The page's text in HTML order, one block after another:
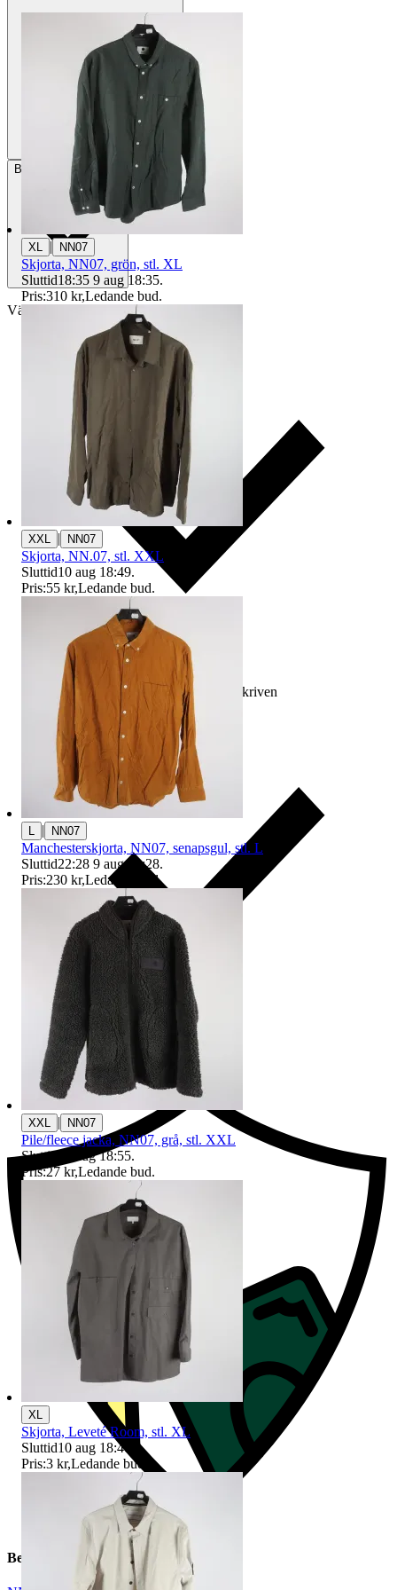
Betalning Via Tradera
Välj till köparskydd
Ersättning om varan inte är som beskriven
Ersättning om du inte får din vara
Beskrivning
XL | NN07
Skjorta, NN07, grön, stl. XL
Sluttid18:35 9 aug 18:35.
Pris:310 kr,Ledande bud.
XXL | NN07
Skjorta, NN.07, stl. XXL
Sluttid10 aug 18:49.
Pris:55 kr,Ledande bud.
L | NN07
Manchesterskjorta, NN07, senapsgul, stl. L
Sluttid22:28 9 aug 22:28.
Pris:230 kr,Ledande bud.
XXL | NN07
Pile/fleece jacka, NN07, grå, stl. XXL
Sluttid 16 aug 18:55.
Pris:27 kr,Ledande bud.
XL
Skjorta, Leveté Room, stl. XL
Sluttid10 aug 18:40
Pris:3 kr,Ledande bud